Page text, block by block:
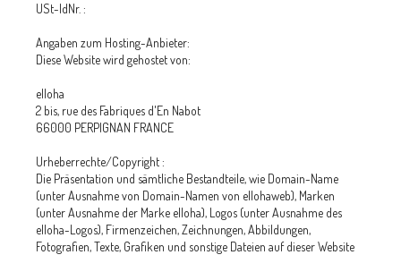
USt-IdNr. :
Angaben zum Hosting-Anbieter:
Diese Website wird gehostet von:
elloha
2 bis, rue des Fabriques d'En Nabot
66000 PERPIGNAN FRANCE
Urheberrechte/Copyright :
Die Präsentation und sämtliche Bestandteile, wie Domain-Name
(unter Ausnahme von Domain-Namen von ellohaweb), Marken
(unter Ausnahme der Marke elloha), Logos (unter Ausnahme des
elloha-Logos), Firmenzeichen, Zeichnungen, Abbildungen,
Fotografien, Texte, Grafiken und sonstige Dateien auf dieser Website